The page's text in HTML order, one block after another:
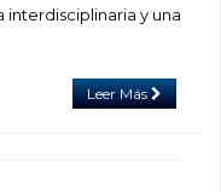
interdisciplinaria y una
Leer Más